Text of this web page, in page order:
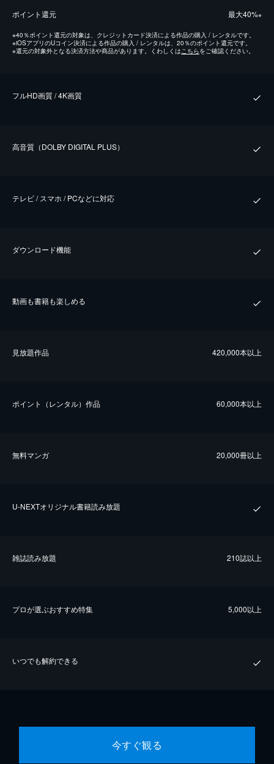
ポイント還元 最⼤40%※
※40％ポイント還元の対象は、クレジットカード決済による作品の購入 / レンタルです。
※iOSアプリのUコイン決済による作品の購入 / レンタルは、20％のポイント還元です。
※還元の対象外となる決済方法や商品があります。くわしくはこちらをご確認ください。
フルHD画質 / 4K画質
⾼⾳質（DOLBY DIGITAL PLUS）
テレビ / スマホ / PCなどに対応
ダウンロード機能
動画も書籍も楽しめる
⾒放題作品 420,000本以上
ポイント（レンタル）作品 60,000本以上
無料マンガ 20,000冊以上
U-NEXTオリジナル書籍読み放題
雑誌読み放題 210誌以上
プロが選ぶおすすめ特集 5,000以上
いつでも解約できる
今すぐ観る